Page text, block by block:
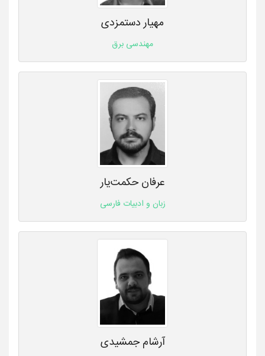
مهیار دستمزدی
مهندسی برق
عرفان حکمت‌یار
زبان و ادبیات فارسی
آرشام جمشیدی